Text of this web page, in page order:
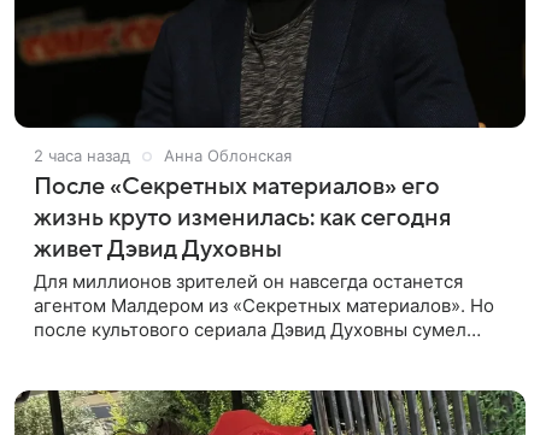
2 часа назад Анна Облонская
После «Секретных материалов» его
жизнь круто изменилась: как сегодня
живет Дэвид Духовны
Для миллионов зрителей он навсегда останется
агентом Малдером из «Секретных материалов». Но
после культового сериала Дэвид Духовны сумел